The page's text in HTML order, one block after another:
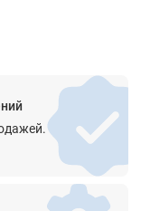
IV, а также
консультанта.